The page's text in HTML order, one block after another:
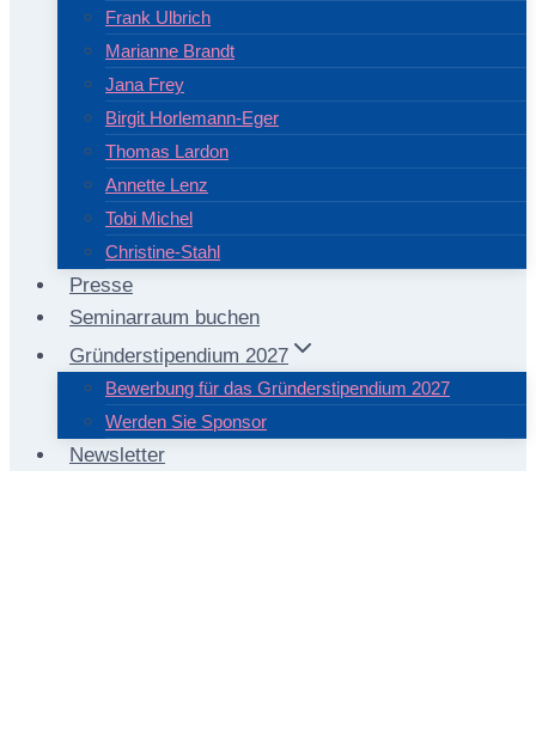
Frank Ulbrich
Marianne Brandt
Jana Frey
Birgit Horlemann-Eger
Thomas Lardon
Annette Lenz
Tobi Michel
Christine-Stahl
Presse
Seminarraum buchen
Gründerstipendium 2027
Bewerbung für das Gründerstipendium 2027
Werden Sie Sponsor
Newsletter